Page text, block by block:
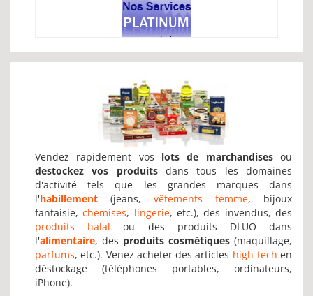
Vendez rapidement vos lots de marchandisesou
destockez vos produitsdans tous les domaines
d'activité tels que les grandes marques dans
l'habillement (jeans, vêtements femme, bijoux
fantaisie,chemises, lingerie, etc.), des invendus, des
produits halal ou des produits DLUO dans
l'alimentaire, des produits cosmétiques (maquillage,
parfums, etc.). Venez acheter des articles high-tech en
déstockage (téléphones portables, ordinateurs,
iPhone).